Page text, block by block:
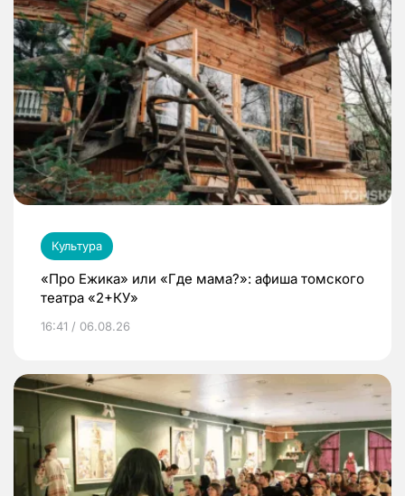
Культура
«Про Ежика» или «Где мама?»: афиша томского
театра «2+КУ»
16:41 / 06.08.26